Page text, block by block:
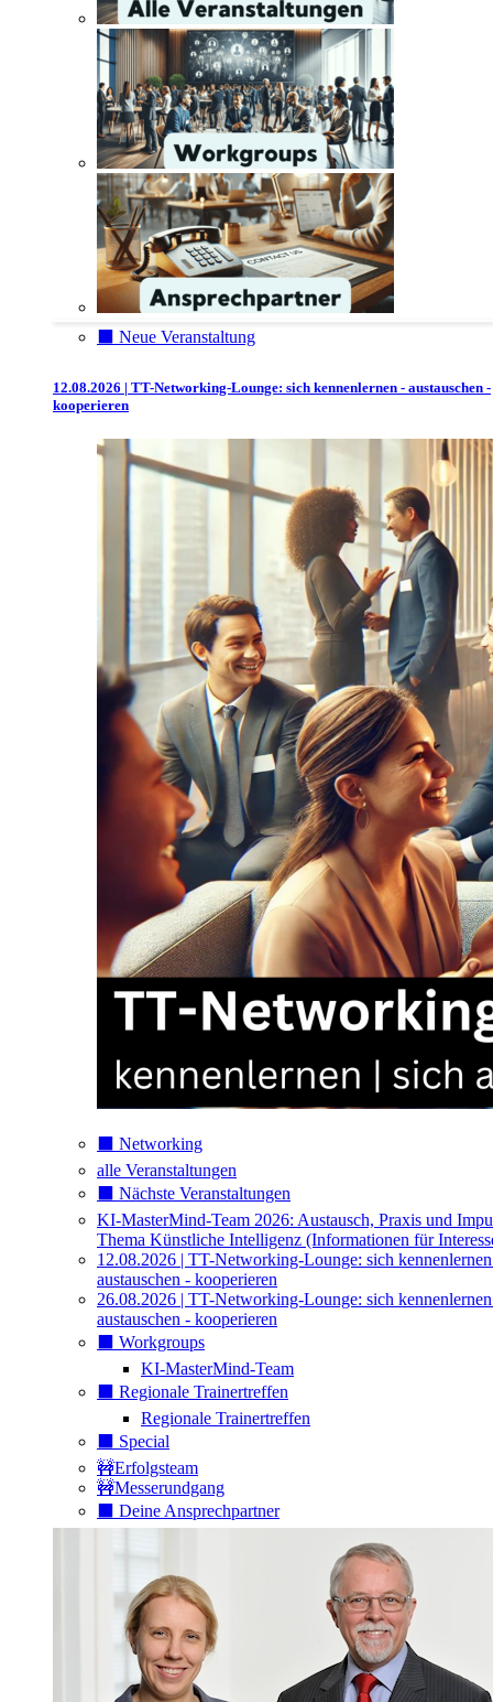
⬛️ Neue Veranstaltung
12.08.2026 | TT-Networking-Lounge: sich kennenlernen - austauschen -
kooperieren
⬛️ Networking
alle Veranstaltungen
⬛️ Nächste Veranstaltungen
KI-MasterMind-Team 2026: Austausch, Praxis und
Thema Künstliche Intelligenz (Informationen für
12.08.2026 | TT-Networking-Lounge: sich
austauschen - kooperieren
26.08.2026 | TT-Networking-Lounge: sich
austauschen - kooperieren
⬛️ Workgroups
KI-MasterMind-Team
⬛️ Regionale Trainertreffen
Regionale Trainertreffen
⬛️ Special
🚧Erfolgsteam
🚧Messerundgang
⬛️ Deine Ansprechpartner